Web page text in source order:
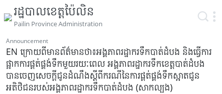
រដ្ឋបាលខេត្តប៉ៃលិន
Pailin Province Administration
Announcement
EN ក្រោយពីមានព័ត៌មានថា៖អង្គភាពរដ្ឋាករទឹកបាត់ដំបង និងធ្វើការ
ផ្អាកការផ្តត់ផ្គង់ទឹកមួយរយៈពេល អង្គភាពរដ្ឋាករទឹកខេត្តបាត់ដំបង
បានចេញសេចក្តីជូនដំណឹងស្តីពីករណីនៃការផ្តត់ផ្គង់ទឹកស្អាតជូន
អតិថិជនរបស់អង្គភាពរដ្ឋាករទឹកបាត់ដំបង (សាកល្បង)